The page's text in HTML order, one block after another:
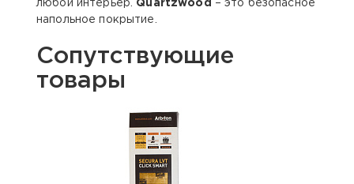
любой интерьер. Quartzwood
– это безопасное
напольное покрытие.
Сопутствующие
товары